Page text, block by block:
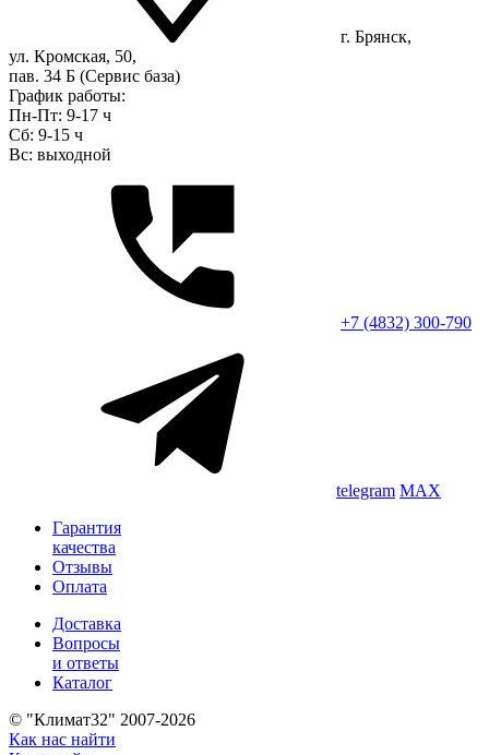
г. Брянск,
ул. Кромская, 50,
пав. 34 Б (Сервис база)
График работы:
Пн-Пт: 9-17 ч
Сб: 9-15 ч
Вс: выходной
+7 (4832) 300-790
telegram MAX
Гарантия
качества
Отзывы
Оплата
Доставка
Вопросы
и ответы
Каталог
© "Климат32" 2007-2026
Как нас найти